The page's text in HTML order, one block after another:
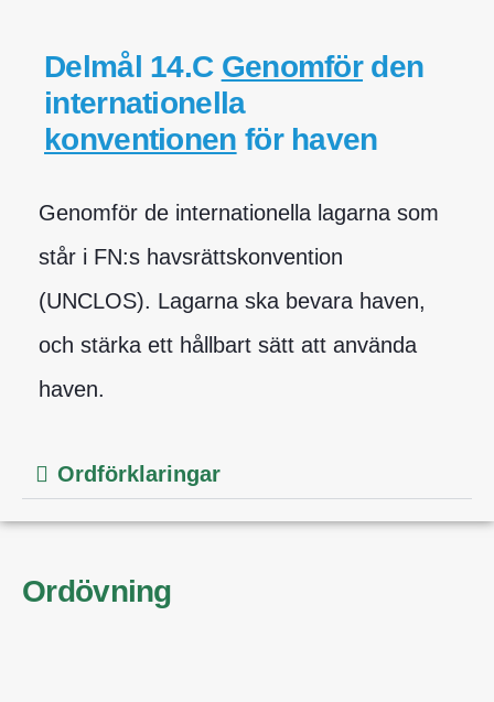
Delmål 14.C Genomförden
internationella
konventionen för haven
Genomför de internationella lagarna som
står i FN:s havsrättskonvention
(UNCLOS). Lagarna ska bevara haven,
och stärka ett hållbart sätt att använda
haven.
Ordförklaringar
Ordövning